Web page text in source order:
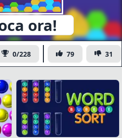
ora!
0/228 79 31
games/publish/hexa-